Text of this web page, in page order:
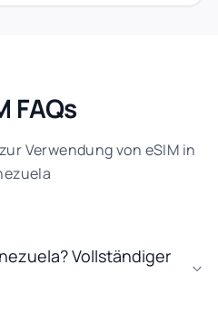
FAQs
Verwendung von eSIM in
Vollständiger